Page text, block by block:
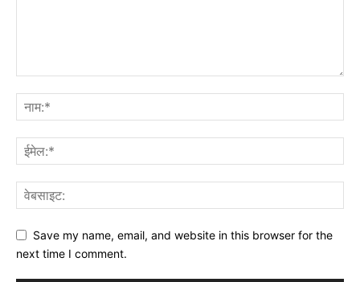
Save my name, email, and website in this browser for the
next time I comment.